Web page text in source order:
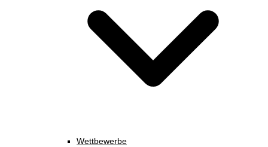
Wettbewerbe